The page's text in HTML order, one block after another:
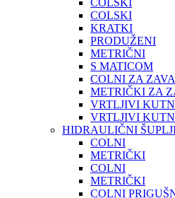
COLSKI
COLSKI
KRATKI
PRODUŽENI
METRIČNI
S MATICOM
COLNI ZA
METRIČKI ZA
VRTLJIVI
VRTLJIVI
HIDRAULIČNI
COLNI
METRIČKI
COLNI
METRIČKI
COLNI